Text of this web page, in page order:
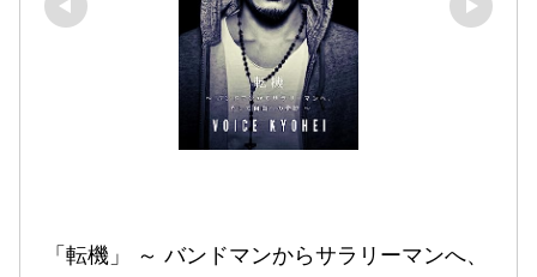
「転機」 ～ バンドマンからサラリーマンへ、